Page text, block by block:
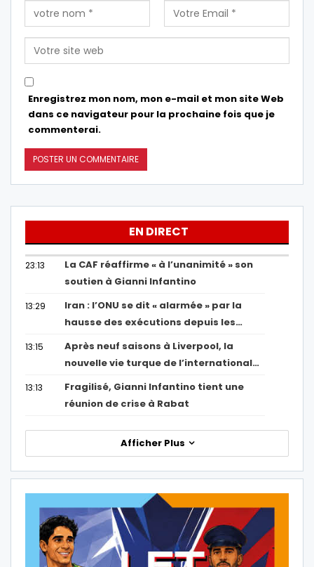
Enregistrez mon nom, mon e-mail et mon site Web
dans ce navigateur pour la prochaine fois que je
commenterai.
EN DIRECT
23:13
La CAF réaffirme « à l’unanimité » son
soutien à Gianni Infantino
13:29
Iran : l’ONU se dit « alarmée » par la
hausse des exécutions depuis les…
13:15
Après neuf saisons à Liverpool, la
nouvelle vie turque de l’international…
13:13
Fragilisé, Gianni Infantino tient une
réunion de crise à Rabat
Afficher Plus